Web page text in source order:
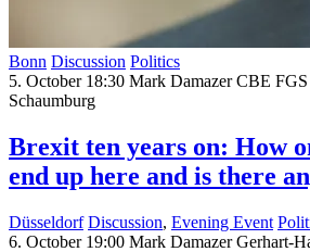
Bonn Discussion Politics
5. October 18:30 Mark Damazer CBE
Schaumburg
Brexit ten years on: How
end up here and is there
Düsseldorf Discussion, Evening Event
6. October 19:00 Mark Damazer Gerhart-